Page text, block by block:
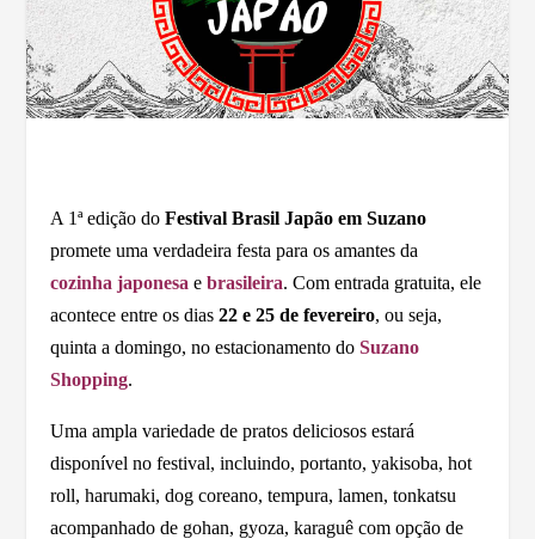
A 1ª edição doFestival Brasil Japão em Suzano
promete uma verdadeira festa para os amantes da
cozinha japonesa ebrasileira. Com entrada gratuita, ele
acontece entre os dias22 e 25 de fevereiro, ou seja,
quinta a domingo, no estacionamento doSuzano
Shopping.
Uma ampla variedade de pratos deliciosos estará
disponível no festival, incluindo, portanto, yakisoba, hot
roll, harumaki, dog coreano, tempura, lamen, tonkatsu
acompanhado de gohan, gyoza, karaguê com opção de